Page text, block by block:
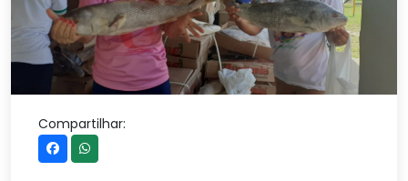
Compartilhar: